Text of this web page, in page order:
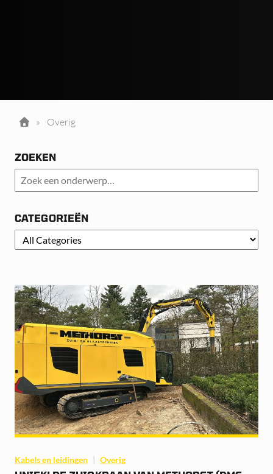
» Overig
ZOEKEN
CATEGORIEËN
Kabels en leidingen Overig